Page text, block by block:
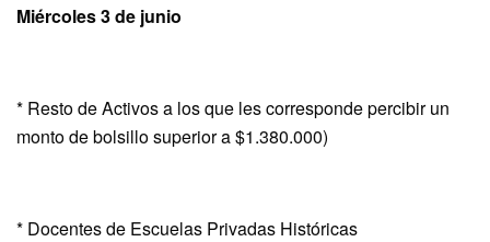
Miércoles 3 de junio
* Resto de Activos a los que les corresponde percibir un
monto de bolsillo superior a $1.380.000)
* Docentes de Escuelas Privadas Históricas